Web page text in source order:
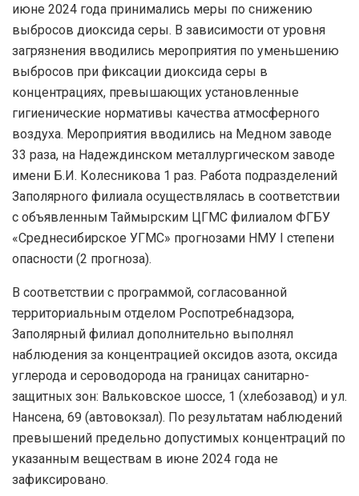
июне 2024 года принимались меры по снижению
выбросов диоксида серы. В зависимости от уровня
загрязнения вводились мероприятия по уменьшению
выбросов при фиксации диоксида серы в
концентрациях, превышающих установленные
гигиенические нормативы качества атмосферного
воздуха. Мероприятия вводились на Медном заводе
33 раза, на Надеждинском металлургическом заводе
имени Б.И. Колесникова 1 раз. Работа подразделений
Заполярного филиала осуществлялась в соответствии
с объявленным Таймырским ЦГМС филиалом ФГБУ
«Среднесибирское УГМС» прогнозами НМУ I степени
опасности (2 прогноза).
В соответствии с программой, согласованной
территориальным отделом Роспотребнадзора,
Заполярный филиал дополнительно выполнял
наблюдения за концентрацией оксидов азота, оксида
углерода и сероводорода на границах санитарно-
защитных зон: Вальковское шоссе, 1 (хлебозавод) и ул.
Нансена, 69 (автовокзал). По результатам наблюдений
превышений предельно допустимых концентраций по
указанным веществам в июне 2024 года не
зафиксировано.